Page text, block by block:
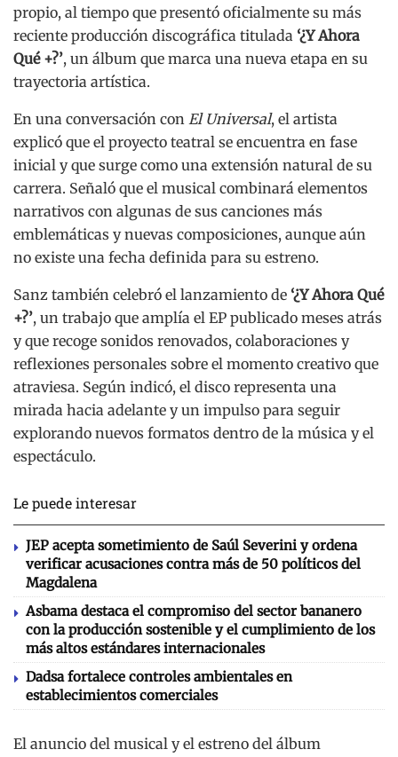
propio, al tiempo que presentó oficialmente su más
reciente producción discográfica titulada ‘¿Y Ahora
Qué +?’, un álbum que marca una nueva etapa en su
trayectoria artística.
En una conversación con El Universal, el artista
explicó que el proyecto teatral se encuentra en fase
inicial y que surge como una extensión natural de su
carrera. Señaló que el musical combinará elementos
narrativos con algunas de sus canciones más
emblemáticas y nuevas composiciones, aunque aún
no existe una fecha definida para su estreno.
Sanz también celebró el lanzamiento de ‘¿Y Ahora Qué
+?’, un trabajo que amplía el EP publicado meses atrás
y que recoge sonidos renovados, colaboraciones y
reflexiones personales sobre el momento creativo que
atraviesa. Según indicó, el disco representa una
mirada hacia adelante y un impulso para seguir
explorando nuevos formatos dentro de la música y el
espectáculo.
Le puede interesar
JEP acepta sometimiento de Saúl Severini y ordena
verificar acusaciones contra más de 50 políticos del
Magdalena
Asbama destaca el compromiso del sector bananero
con la producción sostenible y el cumplimiento de los
más altos estándares internacionales
Dadsa fortalece controles ambientales en
establecimientos comerciales
El anuncio del musical y el estreno del álbum